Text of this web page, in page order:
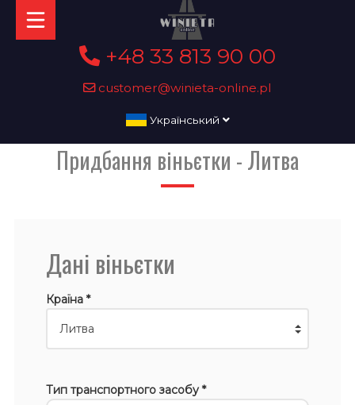
+48 33 813 90 00
customer@winieta-online.pl
Український
Придбання віньєтки - Литва
Дані віньєтки
Країна *
Тип транспортного засобу *